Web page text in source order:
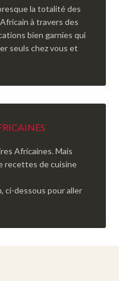
la totalité des
à travers des
bien garnies qui
seuls chez vous et
Africaines. Mais
recettes de cuisine
ci-dessous pour aller